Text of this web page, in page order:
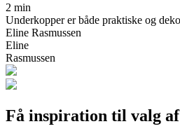
2 min
Underkopper er både praktiske og
Eline Rasmussen
Eline
Rasmussen
Få inspiration til valg